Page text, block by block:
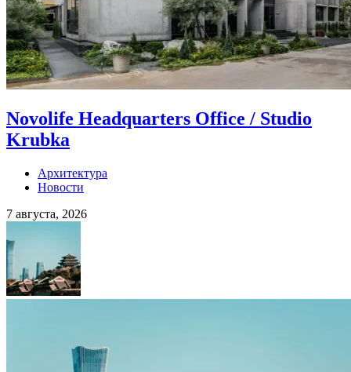
Novolife Headquarters Office / Studio
Krubka
Архитектура
Новости
7 августа, 2026